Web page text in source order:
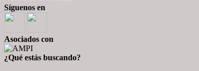
Síguenos en
Asociados con
¿Qué estás buscando?